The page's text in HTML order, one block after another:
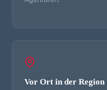
Vor Ort in der Region